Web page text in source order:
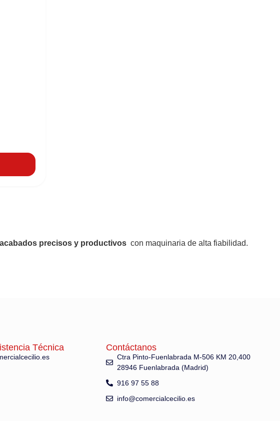
acabados precisos y productivos con maquinaria de alta fiabilidad.
Técnica Contáctanos
Ctra Pinto-Fuenlabrada M-506 KM 20,400
28946 Fuenlabrada (Madrid)
916 97 55 88
info@comercialcecilio.es